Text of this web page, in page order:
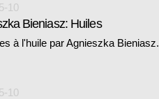
10
Bieniasz: Huiles
à l'huile par Agnieszka Bieniasz.
10